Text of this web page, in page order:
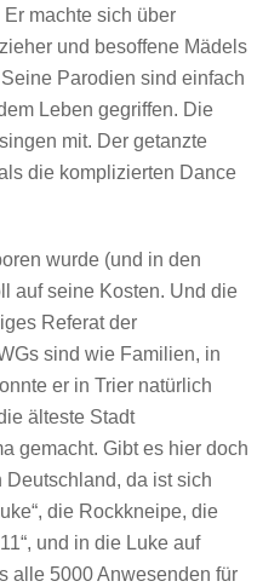
machte sich über
und besoffene Mädels
Parodien sind einfach
Leben gegriffen. Die
mit. Der getanzte
die komplizierten Dance
wurde (und in den
auf seine Kosten. Und die
Referat der
sind wie Familien, in
er in Trier natürlich
älteste Stadt
gemacht. Gibt es hier doch
da ist sich
die Rockkneipe, die
und in die Luke auf
alle 5000 Anwesenden für